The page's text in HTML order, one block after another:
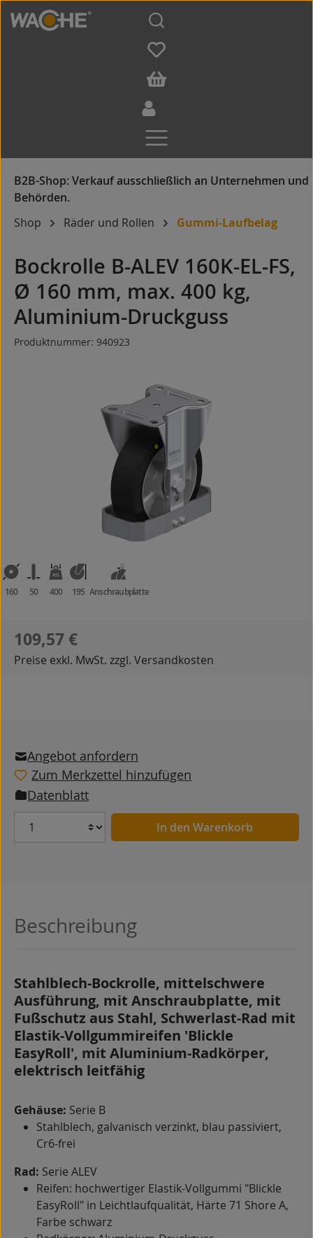
Zum Hauptinhalt springen
Shop Räder und Rollen Gummi-Laufbelag
Bockrolle B-ALEV 160K-EL-FS,
Ø 160 mm, max. 400 kg,
Aluminium-Druckguss
Produktnummer: 940923
160 50 400 195 Anschraubplatte
Regulärer Preis:
109,57 €
Preise exkl. MwSt. zzgl. Versandkosten
Angebot anfordern
Zum Merkzettel hinzufügen
Datenblatt
Anzahl In den Warenkorb
Beschreibung
Stahlblech-Bockrolle, mittelschwere
Ausführung, mit Anschraubplatte, mit
Fußschutz aus Stahl, Schwerlast-Rad mit
Elastik-Vollgummireifen 'Blickle
EasyRoll', mit Aluminium-Radkörper,
elektrisch leitfähig
Gehäuse: Serie B
Stahlblech, galvanisch verzinkt, blau passiviert,
Cr6-frei
Rad: Serie ALEV
Reifen: hochwertiger Elastik-Vollgummi "Blickle
EasyRoll" in Leichtlaufqualität, Härte 71 Shore A,
Farbe schwarz